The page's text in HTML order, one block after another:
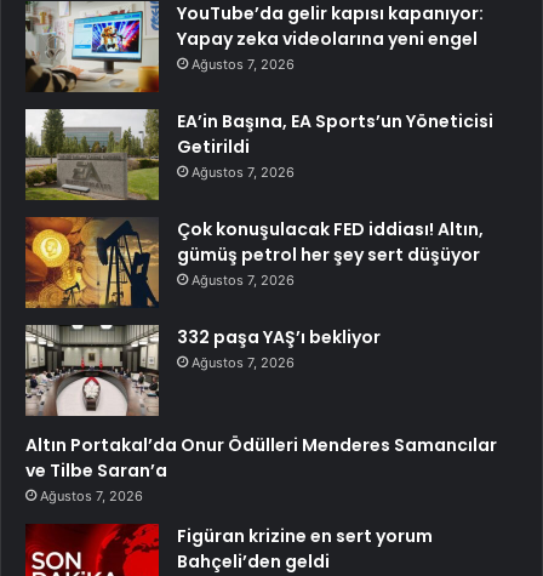
YouTube’da gelir kapısı kapanıyor:
Yapay zeka videolarına yeni engel
Ağustos 7, 2026
EA’in Başına, EA Sports’un Yöneticisi
Getirildi
Ağustos 7, 2026
Çok konuşulacak FED iddiası! Altın,
gümüş petrol her şey sert düşüyor
Ağustos 7, 2026
332 paşa YAŞ’ı bekliyor
Ağustos 7, 2026
Altın Portakal’da Onur Ödülleri Menderes Samancılar
ve Tilbe Saran’a
Ağustos 7, 2026
Figüran krizine en sert yorum
Bahçeli’den geldi